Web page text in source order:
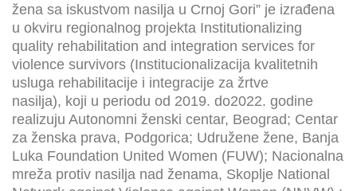
žena sa iskustvom nasilja u Crnoj Gori” je izrađena
u okviru regionalnog projekta Institutionalizing
quality rehabilitation and integration services for
violence survivors (Institucionalizacija kvalitetnih
usluga rehabilitacije i integracije za žrtve
nasilja), koji u periodu od 2019. do2022. godine
realizuju Autonomni ženski centar, Beograd; Centar
za ženska prava, Podgorica; Udružene žene, Banja
Luka Foundation United Women (FUW); Nacionalna
mreža protiv nasilja nad ženama, Skoplje National